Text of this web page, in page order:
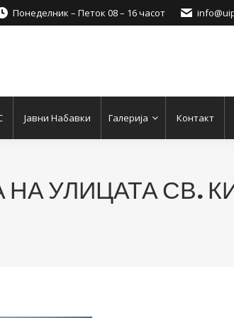
Понеделник – Петок 08 – 16 часот
Јавни Набавки Галерија Контакт
УЛИЦАТА СВ.